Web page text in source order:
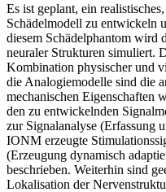
Es ist geplant, ein
Schädelmodell zu entwickeln
diesem Schädelphantom wird
neuraler Strukturen simuliert.
Kombination physischer und
die Analogiemodelle sind die
mechanischen Eigenschaften
den zu entwickelnden
zur Signalanalyse (Erfassung
IONM erzeugte
(Erzeugung dynamisch
beschrieben. Weiterhin sind
Lokalisation der